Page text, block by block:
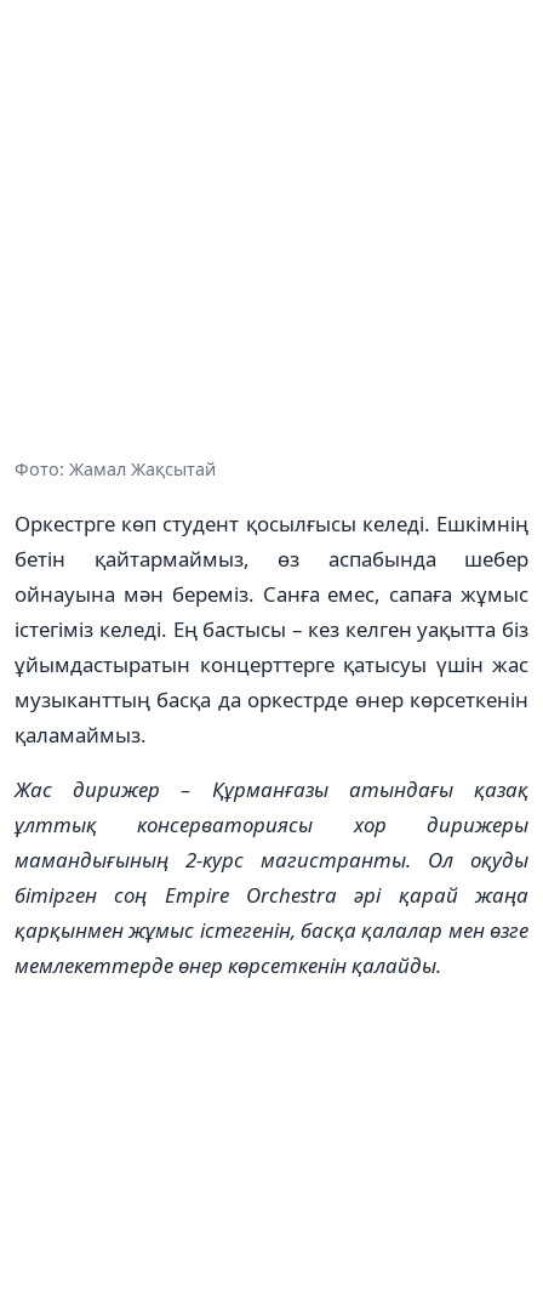
Фото: Жамал Жақсытай
Оркестрге көп студент қосылғысы келеді. Ешкімнің
бетін қайтармаймыз, өз аспабында шебер
ойнауына мән береміз. Санға емес, сапаға жұмыс
істегіміз келеді. Ең бастысы – кез келген уақытта біз
ұйымдастыратын концерттерге қатысуы үшін жас
музыканттың басқа да оркестрде өнер көрсеткенін
қаламаймыз.
Жас дирижер – Құрманғазы атындағы қазақ
ұлттық консерваториясы хор дирижеры
мамандығының 2-курс магистранты. Ол оқуды
бітірген соң Empire Orchestra әрі қарай жаңа
қарқынмен жұмыс істегенін, басқа қалалар мен өзге
мемлекеттерде өнер көрсеткенін қалайды.